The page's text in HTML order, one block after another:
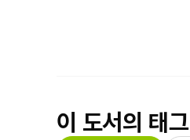
이 도서의 태그